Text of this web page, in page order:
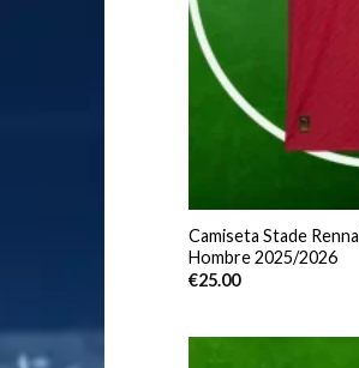
Camiseta Stade
Hombre 2025/2026
€25.00